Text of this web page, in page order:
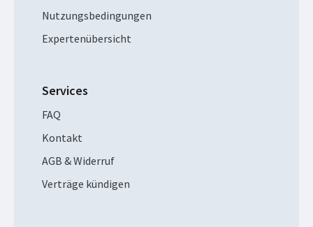
Nutzungsbedingungen
Expertenübersicht
Services
FAQ
Kontakt
AGB & Widerruf
Verträge kündigen